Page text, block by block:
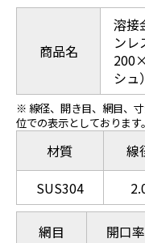
商品名
溶接
ン
シュ
※ 線径、開き目、網目、
位での表示としております。
材質
SUS304
線
網目
開口率